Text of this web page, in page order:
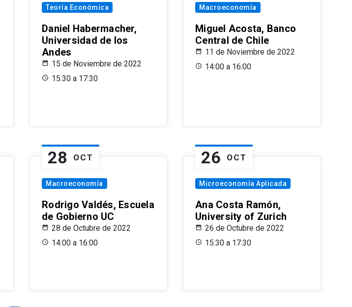
Teoría Económica
Daniel Habermacher,
Universidad de los
Andes
15 de Noviembre de 2022
15:30 a 17:30
Macroeconomía
Miguel Acosta, Banco
Central de Chile
11 de Noviembre de 2022
14:00 a 16:00
28 OCT
Macroeconomía
Rodrigo Valdés, Escuela
de Gobierno UC
28 de Octubre de 2022
14:00 a 16:00
26 OCT
Microeconomía Aplicada
Ana Costa Ramón,
University of Zurich
26 de Octubre de 2022
15:30 a 17:30